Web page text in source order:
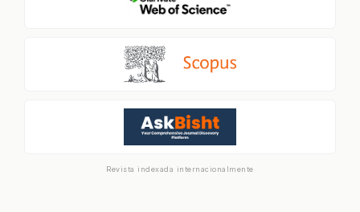
Revista indexada internacionalmente